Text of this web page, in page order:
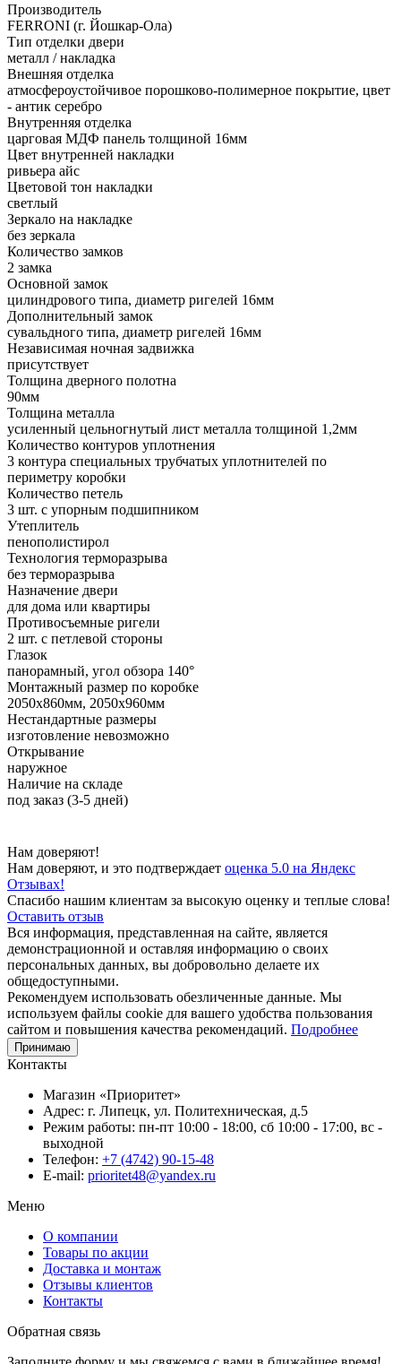
Производитель
FERRONI (г. Йошкар-Ола)
Тип отделки двери
металл / накладка
Внешняя отделка
атмосфероустойчивое порошково-полимерное покрытие, цвет
- антик серебро
Внутренняя отделка
царговая МДФ панель толщиной 16мм
Цвет внутренней накладки
ривьера айс
Цветовой тон накладки
светлый
Зеркало на накладке
без зеркала
Количество замков
2 замка
Основной замок
цилиндрового типа, диаметр ригелей 16мм
Дополнительный замок
сувальдного типа, диаметр ригелей 16мм
Независимая ночная задвижка
присутствует
Толщина дверного полотна
90мм
Толщина металла
усиленный цельногнутый лист металла толщиной 1,2мм
Количество контуров уплотнения
3 контура специальных трубчатых уплотнителей по
периметру коробки
Количество петель
3 шт. с упорным подшипником
Утеплитель
пенополистирол
Технология терморазрыва
без терморазрыва
Назначение двери
для дома или квартиры
Противосъемные ригели
2 шт. с петлевой стороны
Глазок
панорамный, угол обзора 140°
Монтажный размер по коробке
2050х860мм, 2050х960мм
Нестандартные размеры
изготовление невозможно
Открывание
наружное
Наличие на складе
под заказ (3-5 дней)
Нам доверяют!
Нам доверяют, и это подтверждает оценка 5.0 на Яндекс
Отзывах!
Спасибо нашим клиентам за высокую оценку и теплые слова!
Оставить отзыв
Вся информация, представленная на сайте, является
демонстрационной и оставляя информацию о своих
персональных данных, вы добровольно делаете их
общедоступными.
Рекомендуем использовать обезличенные данные. Мы
используем файлы cookie для вашего удобства пользования
сайтом и повышения качества рекомендаций. Подробнее
Принимаю
Контакты
Магазин «Приоритет»
Адрес: г. Липецк, ул. Политехническая, д.5
Режим работы: пн-пт 10:00 - 18:00, сб 10:00 - 17:00, вс -
выходной
Телефон: +7 (4742) 90-15-48
E-mail: prioritet48@yandex.ru
Меню
О компании
Товары по акции
Доставка и монтаж
Отзывы клиентов
Контакты
Обратная связь